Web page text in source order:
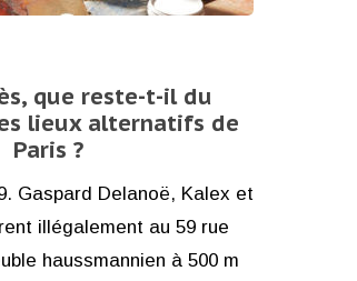
que reste-t-il du
lieux alternatifs de
Paris ?
Gaspard Delanoë, Kalex et
illégalement au 59 rue
haussmannien à 500 m